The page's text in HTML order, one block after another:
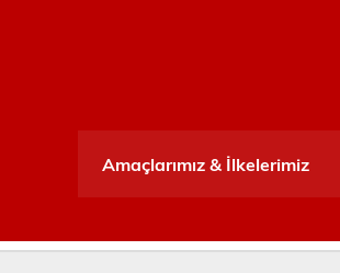
Amaçlarımız & İlkelerimiz